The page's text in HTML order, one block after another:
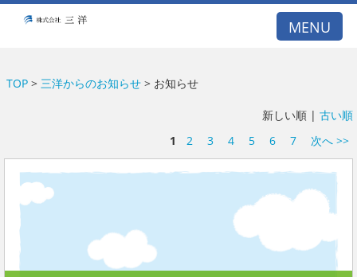
A53E59DB21DB099A77E5122BCBD1D26E
MENU
TOP> 三洋からのお知らせ> お知らせ
新しい順 | 古い順
1
2 3 4 5 6 7 次へ >>